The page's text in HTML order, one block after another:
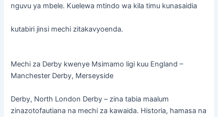
nguvu ya mbele. Kuelewa mtindo wa kila timu kunasaidia
kutabiri jinsi mechi zitakavyoenda.
Mechi za Derby kwenye Msimamo ligi kuu England –
Manchester Derby, Merseyside
Derby, North London Derby – zina tabia maalum
zinazotofautiana na mechi za kawaida. Historia, hamasa na